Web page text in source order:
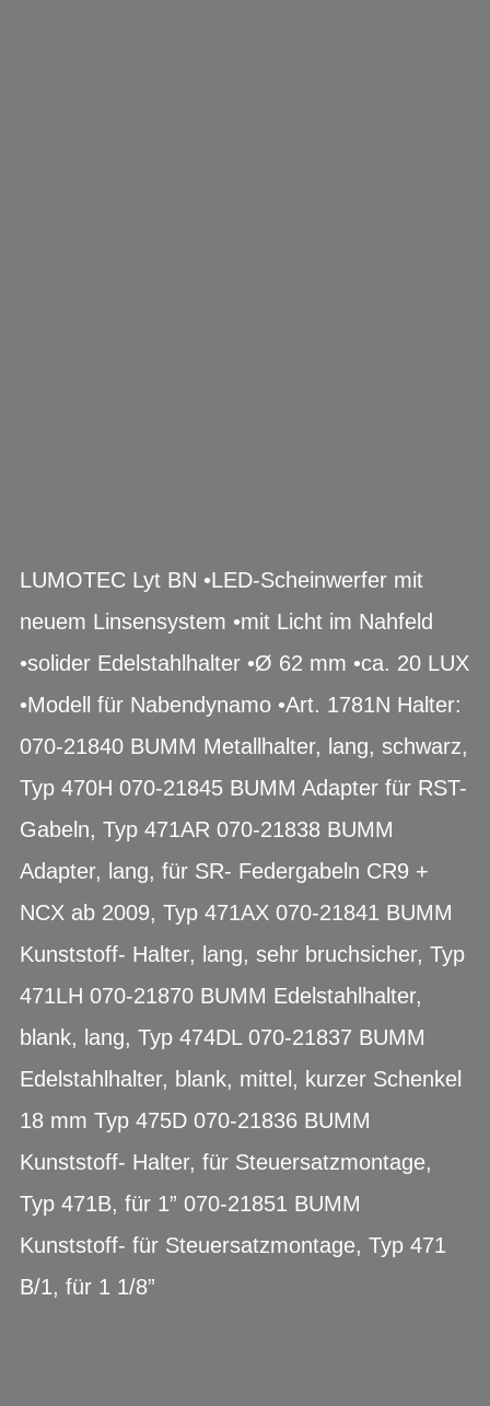
LUMOTEC Lyt BN •LED-Scheinwerfer mit
neuem Linsensystem •mit Licht im Nahfeld
•solider Edelstahlhalter •Ø 62 mm •ca. 20 LUX
•Modell für Nabendynamo •Art. 1781N Halter:
070-21840 BUMM Metallhalter, lang, schwarz,
Typ 470H 070-21845 BUMM Adapter für RST-
Gabeln, Typ 471AR 070-21838 BUMM
Adapter, lang, für SR- Federgabeln CR9 +
NCX ab 2009, Typ 471AX 070-21841 BUMM
Kunststoff- Halter, lang, sehr bruchsicher, Typ
471LH 070-21870 BUMM Edelstahlhalter,
blank, lang, Typ 474DL 070-21837 BUMM
Edelstahlhalter, blank, mittel, kurzer Schenkel
18 mm Typ 475D 070-21836 BUMM
Kunststoff- Halter, für Steuersatzmontage,
Typ 471B, für 1” 070-21851 BUMM
Kunststoff- für Steuersatzmontage, Typ 471
B/1, für 1 1/8”